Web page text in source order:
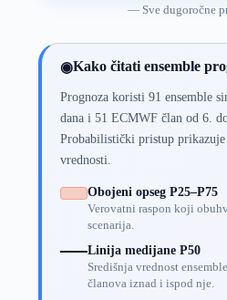
— Sve dugoročne
◉Kako čitati ensemble
Prognoza koristi 91 ensemble
dana i 51 ECMWF član od 6.
Probabilistički pristup prikazuje
vrednosti.
Obojeni opseg P25–P75
Verovatni raspon koji
scenarija.
Linija medijane P50
Središnja vrednost
članova iznad i ispod nje.